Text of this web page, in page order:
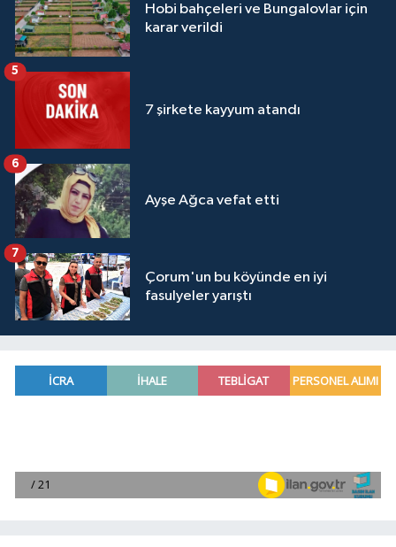
Hobi bahçeleri ve Bungalovlar için
karar verildi
7 şirkete kayyum atandı
5
Ayşe Ağca vefat etti
6
Çorum'un bu köyünde en iyi
fasulyeler yarıştı
7